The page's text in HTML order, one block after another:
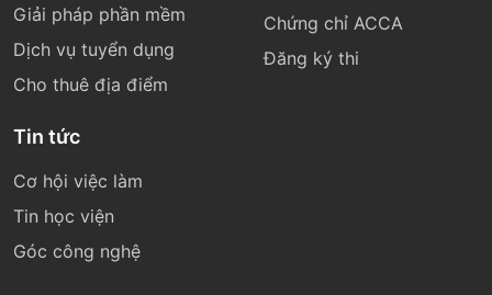
Giải pháp phần mềm
Dịch vụ tuyển dụng
Cho thuê địa điểm
Chứng chỉ ACCA
Đăng ký thi
Tin tức
Cơ hội việc làm
Tin học viện
Góc công nghệ